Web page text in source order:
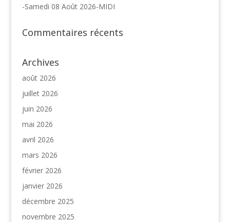
-Samedi 08 Août 2026-MIDI
Commentaires récents
Archives
août 2026
juillet 2026
juin 2026
mai 2026
avril 2026
mars 2026
février 2026
janvier 2026
décembre 2025
novembre 2025